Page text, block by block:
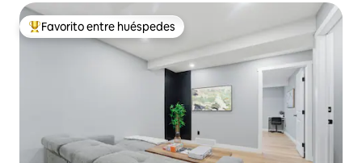
De los mejores en Favorito entre huéspedes
Favorito entre huéspedes